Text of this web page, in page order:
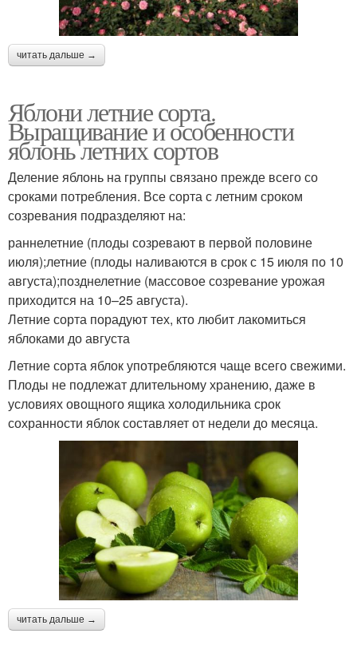
читать дальше →
Яблони летние сорта.
Выращивание и особенности
яблонь летних сортов
Деление яблонь на группы связано прежде всего со
сроками потребления. Все сорта с летним сроком
созревания подразделяют на:
раннелетние (плоды созревают в первой половине
июля);летние (плоды наливаются в срок с 15 июля по 10
августа);позднелетние (массовое созревание урожая
приходится на 10–25 августа).
Летние сорта порадуют тех, кто любит лакомиться
яблоками до августа
Летние сорта яблок употребляются чаще всего свежими.
Плоды не подлежат длительному хранению, даже в
условиях овощного ящика холодильника срок
сохранности яблок составляет от недели до месяца.
читать дальше →